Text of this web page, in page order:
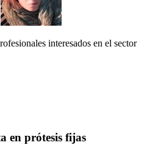
interesados en el sector
en prótesis fijas